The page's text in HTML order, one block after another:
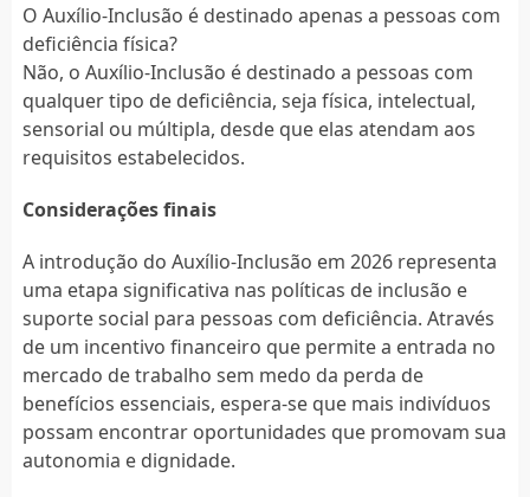
O Auxílio-Inclusão é destinado apenas a pessoas com
deficiência física?
Não, o Auxílio-Inclusão é destinado a pessoas com
qualquer tipo de deficiência, seja física, intelectual,
sensorial ou múltipla, desde que elas atendam aos
requisitos estabelecidos.
Considerações finais
A introdução do Auxílio-Inclusão em 2026 representa
uma etapa significativa nas políticas de inclusão e
suporte social para pessoas com deficiência. Através
de um incentivo financeiro que permite a entrada no
mercado de trabalho sem medo da perda de
benefícios essenciais, espera-se que mais indivíduos
possam encontrar oportunidades que promovam sua
autonomia e dignidade.